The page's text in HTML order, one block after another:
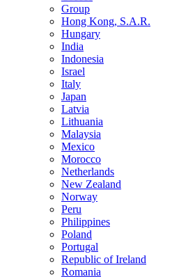
Group
Hong Kong, S.A.R.
Hungary
India
Indonesia
Israel
Italy
Japan
Latvia
Lithuania
Malaysia
Mexico
Morocco
Netherlands
New Zealand
Norway
Peru
Philippines
Poland
Portugal
Republic of Ireland
Romania